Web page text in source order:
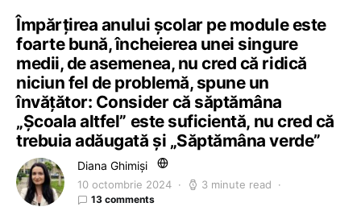
Împărțirea anului școlar pe module este
foarte bună, încheierea unei singure
medii, de asemenea, nu cred că ridică
niciun fel de problemă, spune un
învățător: Consider că săptămâna
„Școala altfel” este suficientă, nu cred că
trebuia adăugată și „Săptămâna verde”
Diana Ghimiși
10 octombrie 2024 3 minute read
13 comments